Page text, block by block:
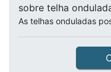
sobre telha
As telhas onduladas